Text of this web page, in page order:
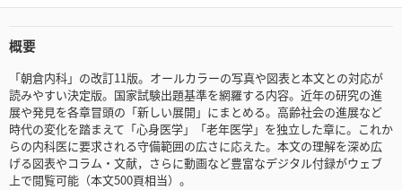
概要
「朝倉内科」の改訂11版。オールカラーの写真や図表と本文との対応が
読みやすい決定版。国家試験出題基準を網羅する内容。近年の研究の進
展や発見を各章冒頭の「新しい展開」にまとめる。高齢社会の進展など
時代の変化を踏まえて「心身医学」「老年医学」を独立した章に。これか
らの内科医に要求される守備範囲の広さに応えた。本文の理解を深め広
げる図表やコラム・文献，さらに動画など豊富なデジタル付録がウェブ
上で閲覧可能（本文500頁相当）。